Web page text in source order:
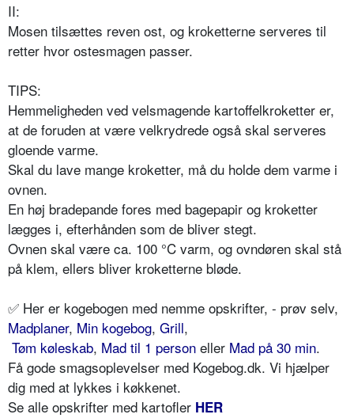
II:
Mosen tilsættes reven ost, og kroketterne serveres til
retter hvor ostesmagen passer.
TIPS:
Hemmeligheden ved velsmagende kartoffelkroketter er,
at de foruden at være velkrydrede også skal serveres
gloende varme.
Skal du lave mange kroketter, må du holde dem varme i
ovnen.
En høj bradepande fores med bagepapir og kroketter
lægges i, efterhånden som de bliver stegt.
Ovnen skal være ca. 100 °C varm, og ovndøren skal stå
på klem, ellers bliver kroketterne bløde.
✅ Her er kogebogen med nemme opskrifter, - prøv selv,
Madplaner, Min kogebog, Grill,
Tøm køleskab, Mad til 1 person eller Mad på 30 min.
Få gode smagsoplevelser med Kogebog.dk. Vi hjælper
dig med at lykkes i køkkenet.
Se alle opskrifter med kartofler HER